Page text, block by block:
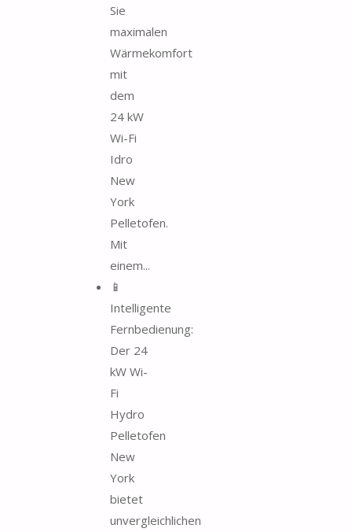
Sie
maximalen
Wärmekomfort
mit
dem
24 kW
Wi-Fi
Idro
New
York
Pelletofen.
Mit
einem...
📱
Intelligente
Fernbedienung:
Der 24
kW Wi-
Fi
Hydro
Pelletofen
New
York
bietet
unvergleichlichen